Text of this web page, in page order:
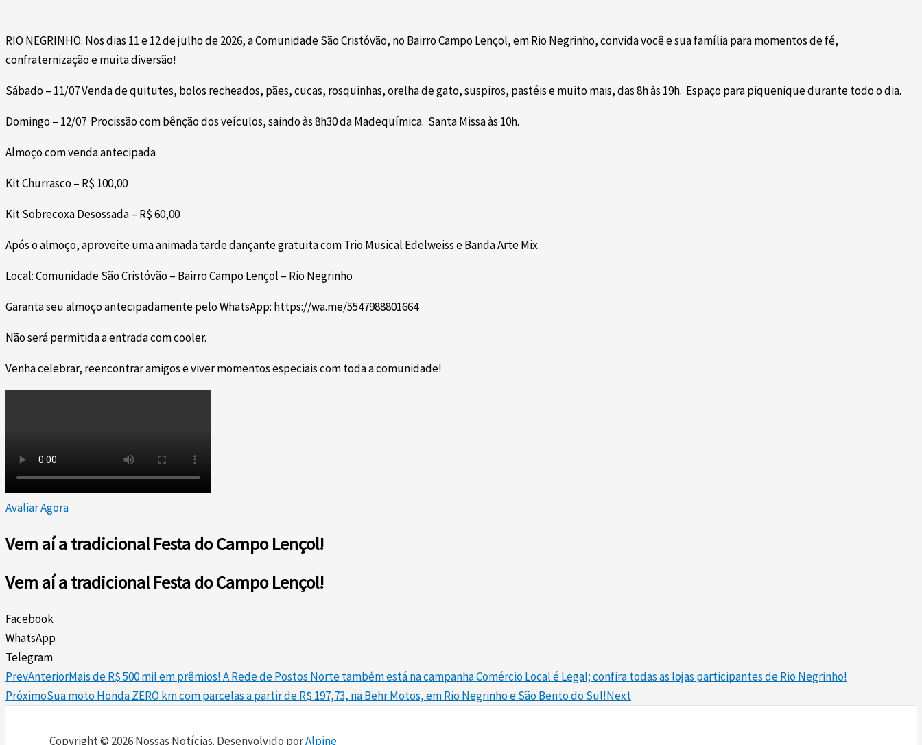
RIO NEGRINHO. Nos dias 11 e 12 de julho de 2026, a Comunidade São Cristóvão, no Bairro Campo Lençol, em Rio Negrinho, convida você e sua família para momentos de fé,
confraternização e muita diversão!
Sábado – 11/07 Venda de quitutes, bolos recheados, pães, cucas, rosquinhas, orelha de gato, suspiros, pastéis e muito mais, das 8h às 19h. Espaço para piquenique durante todo o dia.
Domingo – 12/07 Procissão com bênção dos veículos, saindo às 8h30 da Madequímica. Santa Missa às 10h.
Almoço com venda antecipada
Kit Churrasco – R$ 100,00
Kit Sobrecoxa Desossada – R$ 60,00
Após o almoço, aproveite uma animada tarde dançante gratuita com Trio Musical Edelweiss e Banda Arte Mix.
Local: Comunidade São Cristóvão – Bairro Campo Lençol – Rio Negrinho
Garanta seu almoço antecipadamente pelo WhatsApp: https://wa.me/5547988801664
Não será permitida a entrada com cooler.
Venha celebrar, reencontrar amigos e viver momentos especiais com toda a comunidade!
Avaliar Agora
Vem aí a tradicional Festa do Campo Lençol!
Vem aí a tradicional Festa do Campo Lençol!
Facebook
WhatsApp
Telegram
PrevAnteriorMais de R$ 500 mil em prêmios! A Rede de Postos Norte também está na campanha Comércio Local é Legal; confira todas as lojas participantes de Rio Negrinho!
PróximoSua moto Honda ZERO km com parcelas a partir de R$ 197,73, na Behr Motos, em Rio Negrinho e São Bento do Sul!Next
Copyright © 2026 Nossas Notícias. Desenvolvido porAlpine